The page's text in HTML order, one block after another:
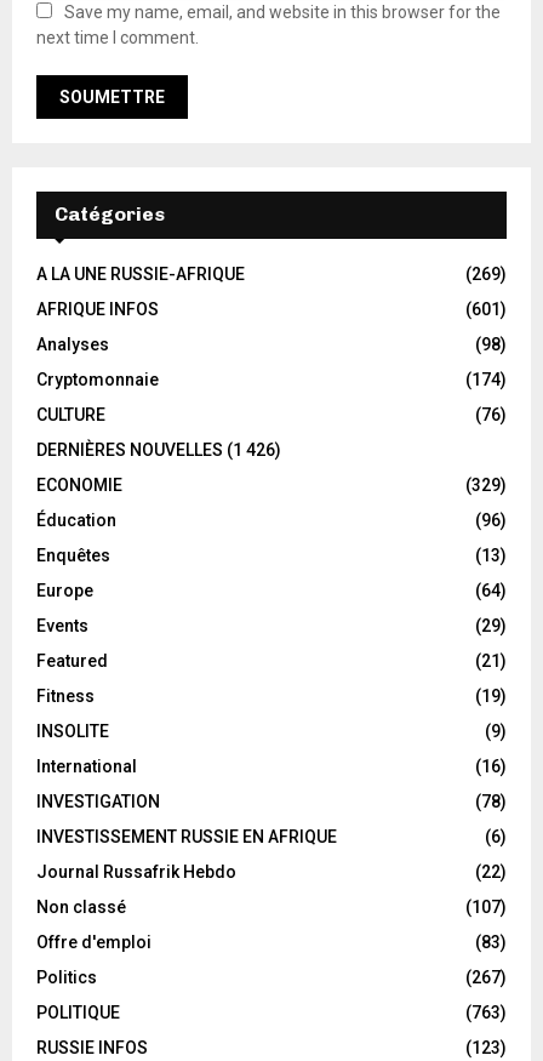
Save my name, email, and website in this browser for the
next time I comment.
Catégories
A LA UNE RUSSIE-AFRIQUE
(269)
AFRIQUE INFOS
(601)
Analyses
(98)
Cryptomonnaie
(174)
CULTURE
(76)
DERNIÈRES NOUVELLES (1 426)
ECONOMIE
(329)
Éducation
(96)
Enquêtes
(13)
Europe
(64)
Events
(29)
Featured
(21)
Fitness
(19)
INSOLITE
(9)
International
(16)
INVESTIGATION
(78)
INVESTISSEMENT RUSSIE EN AFRIQUE
(6)
Journal Russafrik Hebdo
(22)
Non classé
(107)
Offre d'emploi
(83)
Politics
(267)
POLITIQUE
(763)
RUSSIE INFOS
(123)